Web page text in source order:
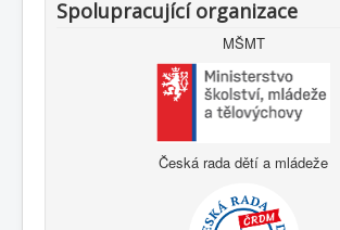
Spolupracující organizace
MŠMT
Česká rada dětí a mládeže